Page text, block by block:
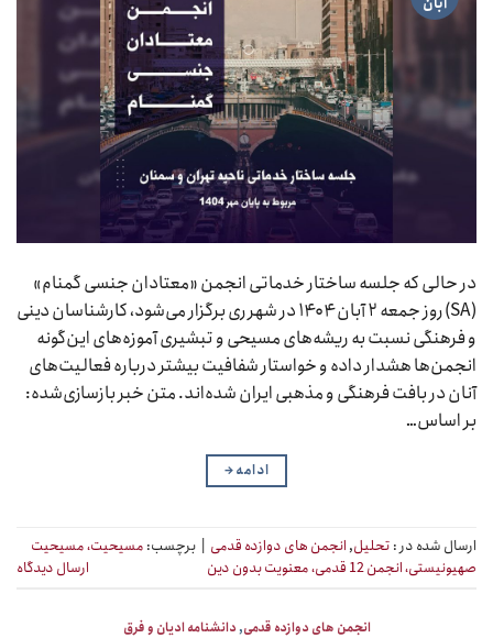
در حالی که جلسه ساختار خدماتی انجمن «معتادان جنسی گمنام»
(SA) روز جمعه ۲ آبان ۱۴۰۴ در شهر ری برگزار می‌شود، کارشناسان دینی
و فرهنگی نسبت به ریشه‌های مسیحی و تبشیری آموزه‌های این‌گونه
انجمن‌ها هشدار داده و خواستار شفافیت بیشتر درباره فعالیت‌های
آنان در بافت فرهنگی و مذهبی ایران شده‌اند. متن خبر بازسازی‌شده:
بر اساس…
ادامه→
ارسال شده در : تحلیل,انجمن های دوازده قدمی برچسب: مسیحیت، مسیحیت
صهیونیستی، انجمن 12 قدمی، معنویت بدون دین
ارسال دیدگاه
انجمن های دوازده قدمی,دانشنامه ادیان و فرق